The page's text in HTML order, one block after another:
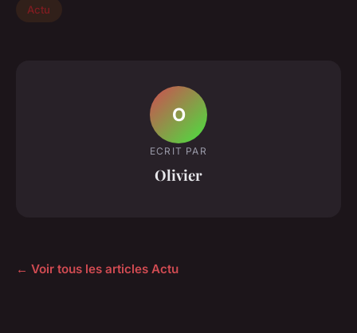
Actu
O
ECRIT PAR
Olivier
← Voir tous les articles Actu